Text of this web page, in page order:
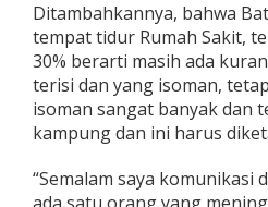
Ditambahkannya, bahwa
tempat tidur Rumah Sakit,
30% berarti masih ada
terisi dan yang isoman,
isoman sangat banyak dan
kampung dan ini harus
“Semalam saya komunikasi